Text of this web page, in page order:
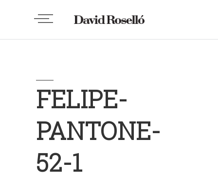
FELIPE-
PANTONE-
52-1